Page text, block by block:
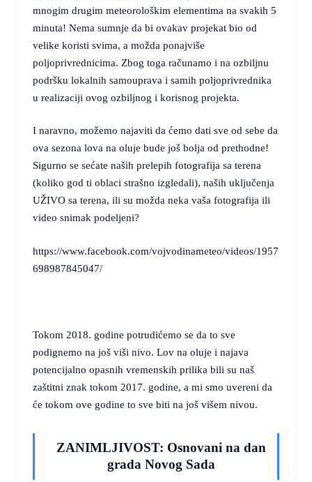
mnogim drugim meteorološkim elementima na svakih 5
minuta! Nema sumnje da bi ovakav projekat bio od
velike koristi svima, a možda ponajviše
poljoprivrednicima. Zbog toga računamo i na ozbiljnu
podršku lokalnih samouprava i samih poljoprivrednika
u realizaciji ovog ozbiljnog i korisnog projekta.
I naravno, možemo najaviti da ćemo dati sve od sebe da
ova sezona lova na oluje bude još bolja od prethodne!
Sigurno se sećate naših prelepih fotografija sa terena
(koliko god ti oblaci strašno izgledali), naših uključenja
UŽIVO sa terena, ili su možda neka vaša fotografija ili
video snimak podeljeni?
https://www.facebook.com/vojvodinameteo/videos/1957
698987845047/
Tokom 2018. godine potrudićemo se da to sve
podignemo na još viši nivo. Lov na oluje i najava
potencijalno opasnih vremenskih prilika bili su naš
zaštitni znak tokom 2017. godine, a mi smo uvereni da
će tokom ove godine to sve biti na još višem nivou.
ZANIMLJIVOST: Osnovani na dan
grada Novog Sada